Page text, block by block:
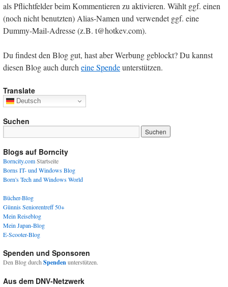
als Pflichtfelder beim Kommentieren zu aktivieren. Wählt ggf. einen
(noch nicht benutzten) Alias-Namen und verwendet ggf. eine
Dummy-Mail-Adresse (z.B. t@hotkev.com).
Du findest den Blog gut, hast aber Werbung geblockt? Du kannst
diesen Blog auch durcheine Spendeunterstützen.
Translate
Deutsch
Suchen
Blogs auf Borncity
Borncity.comStartseite
Borns IT- und Windows Blog
Born's Tech and Windows World
Bücher-Blog
Günnis Seniorentreff 50+
Mein Reiseblog
Mein Japan-Blog
E-Scooter-Blog
Spenden und Sponsoren
Den Blog durchSpendenunterstützen.
Aus dem DNV-Netzwerk